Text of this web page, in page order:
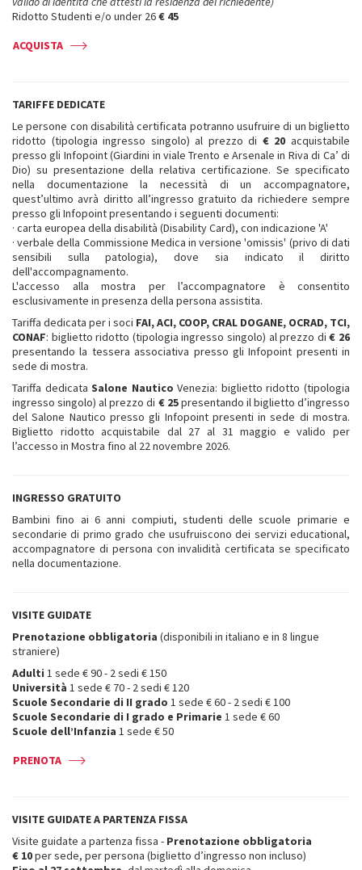
Ridotto Studenti e/o under 26€ 45
ACQUISTA
TARIFFE DEDICATE
Le persone con disabilità certificata potranno usufruire di un biglietto
ridotto (tipologia ingresso singolo) al prezzo di € 20 acquistabile
presso gli Infopoint (Giardini in viale Trento e Arsenale in Riva di Ca’ di
Dio) su presentazione della relativa certificazione. Se specificato
nella documentazione la necessità di un accompagnatore,
quest’ultimo avrà diritto all’ingresso gratuito da richiedere sempre
presso gli Infopoint presentando i seguenti documenti:
· carta europea della disabilità (Disability Card), con indicazione 'A'
· verbale della Commissione Medica in versione 'omissis' (privo di dati
sensibili sulla patologia), dove sia indicato il diritto
dell'accompagnamento.
L'accesso alla mostra per l’accompagnatore è consentito
esclusivamente in presenza della persona assistita.
Tariffa dedicata per i soci FAI, ACI, COOP, CRAL DOGANE, OCRAD, TCI,
CONAF: biglietto ridotto (tipologia ingresso singolo) al prezzo di€ 26
presentando la tessera associativa presso gli Infopoint presenti in
sede di mostra.
Tariffa dedicataSalone Nautico Venezia: biglietto ridotto (tipologia
ingresso singolo) al prezzo di € 25presentando il biglietto d’ingresso
del Salone Nautico presso gli Infopoint presenti in sede di mostra.
Biglietto ridotto acquistabile dal 27 al 31 maggio e valido per
l’accesso in Mostra fino al 22 novembre 2026.
INGRESSO GRATUITO
Bambini fino ai 6 anni compiuti, studenti delle scuole primarie e
secondarie di primo grado che usufruiscono dei servizi educational,
accompagnatore di persona con invalidità certificata se specificato
nella documentazione.
VISITE GUIDATE
Prenotazione obbligatoria (disponibili in italiano e in 8 lingue
straniere)
Adulti 1 sede € 90 - 2 sedi € 150
Università 1 sede € 70 - 2 sedi € 120
Scuole Secondarie di II grado 1 sede € 60 - 2 sedi € 100
Scuole Secondarie di I grado e Primarie 1 sede € 60
Scuole dell’Infanzia 1 sede € 50
PRENOTA
VISITE GUIDATE A PARTENZA FISSA
Visite guidate a partenza fissa - Prenotazione obbligatoria
€ 10per sede, per persona (biglietto d’ingresso non incluso)